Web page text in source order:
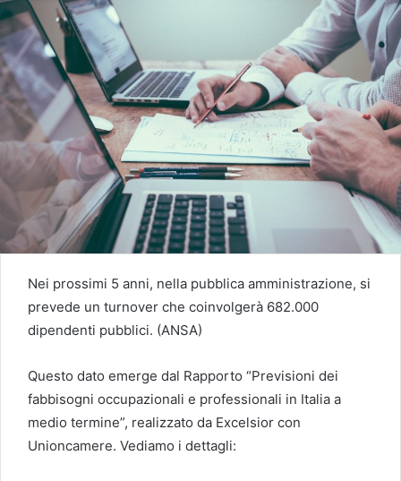
Nei prossimi 5 anni, nella pubblica amministrazione, si
prevede un turnover che coinvolgerà 682.000
dipendenti pubblici. (ANSA)
Questo dato emerge dal Rapporto “Previsioni dei
fabbisogni occupazionali e professionali in Italia a
medio termine”, realizzato da Excelsior con
Unioncamere. Vediamo i dettagli: